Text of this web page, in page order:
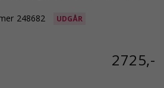
248682 UDGÅR
2725,-